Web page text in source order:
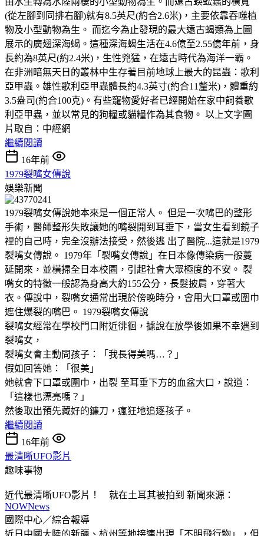
(從左腳到同排右腳)就有8.5英尺(約合2.6米)，主要依靠吞噬植
物及小型動物為生。 而迄今為止發現的最大遠古蝎類為上圖
展示的廣翅深海蝎。這種深海蝎生活在4.6億至2.55億年前，身
長約為8英尺(約2.4米)，生性兇猛，在遠古時代為海洋一霸。
在非洲暗無天日的叢林中生存著目前地球上最大的昆蟲：歌利
亞甲蟲。雄性歌利亞甲蟲體長約4.3英寸(約合11釐米)，體重約
3.5盎司(約合100克)。有些寵物愛好者已經開始在家中飼養歌
利亞甲蟲，並以常見的狗糧或貓糧作為其食物。 以上文字圖
片取自：中經網
繼續閱讀
16年前
1979裂嘴女傳說
娛樂新聞
1979裂嘴女傳說她本來是一個正常人。 但是一次嘴巴的整形
手術，醫師整形失敗讓她的嘴裂開到耳垂下，當女生看到鏡子
裡的自己時，完全沒辦法接受，然後逃 出了醫院...這就是1979
裂嘴女傳說。 1979年「裂嘴女傳說」在日本像傳染病一般蔓
延開來，並橫掃全日本校園，引起社會大眾極度的不安。 裂
嘴女的特徵一般認為身高大約155公分，長髮披肩，穿著大
衣。傳說中，裂嘴女通常出現於傍晚時分，會用大口罩或圍巾
遮住爆裂的嘴巴。 1979裂嘴女傳說
裂嘴女經常在學校門口附近徘徊，據說在放學後如果不幸遇到
裂嘴女，
裂嘴女會主動問孩子：「我長得美嗎…？」
假如回答她：「很美」
她就會下口罩或圍巾，出裂 至耳垂下方的血盆大口，說道：
「這樣也漂亮嗎？」
然後取出預先藏好的鐮刀，瘋狂地追逐孩子。
繼續閱讀
16年前
最清晰UFO影片
趣味事物
近代最清晰UFO影片！ 就在土耳其被拍到 新聞來源：
NOWNews
國際中心／綜合報導
近日中國大陸的新疆、杭州等地接連出現「不明飛行物」，但